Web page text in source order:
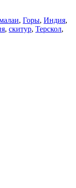
, Горы, Индия,
, скитур, Терскол,